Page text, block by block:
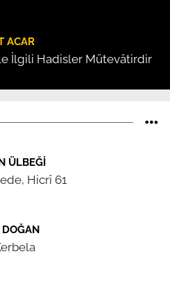
ACAR
İlgili Hadisler Mütevâtirdir
ÜLBEĞI
Hicrî 61